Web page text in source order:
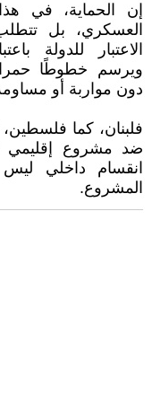
إن الحماية، في
العسكري، بل
الاعتبار للدولة
ويرسم خطوطًا حمراء
دون مواربة أو
فلبنان، كما
ضد مشروع إقليمي
انقسام داخلي
المشروع.